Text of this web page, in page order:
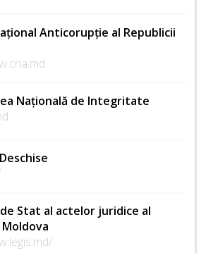
Anticorupție al Republicii
Națională de Integritate
Stat al actelor juridice al